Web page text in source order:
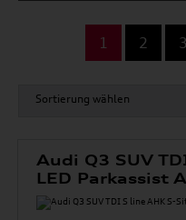
1 2 3
Audi Q3 SUV
LED Parkassist